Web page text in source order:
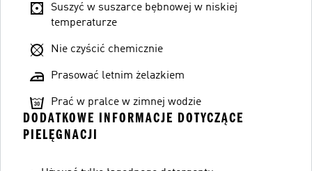
Suszyć w suszarce bębnowej w niskiej
temperaturze
Nie czyścić chemicznie
Prasować letnim żelazkiem
Prać w pralce w zimnej wodzie
DODATKOWE INFORMACJE DOTYCZĄCE
PIELĘGNACJI